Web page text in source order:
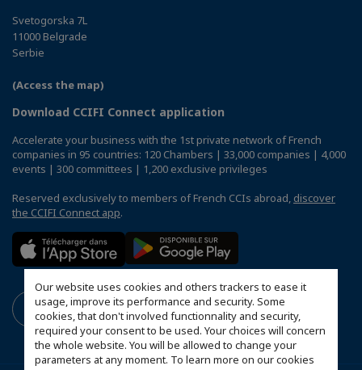
Our website uses cookies and others trackers to ease it
usage, improve its performance and security. Some
cookies, that don't involved functionnality and security,
required your consent to be used. Your choices will concern
the whole website. You will be allowed to change your
parameters at any moment. To learn more on our cookies
Svetogorska 7L
11000 Belgrade
Serbie
(Access the map)
Download CCIFI Connect application
Accelerate your business with the 1st private network of French
companies in 95 countries: 120 Chambers | 33,000 companies | 4,000
events | 300 committees | 1,200 exclusive privileges
Reserved exclusively to members of French CCIs abroad, discover
the CCIFI Connect app.